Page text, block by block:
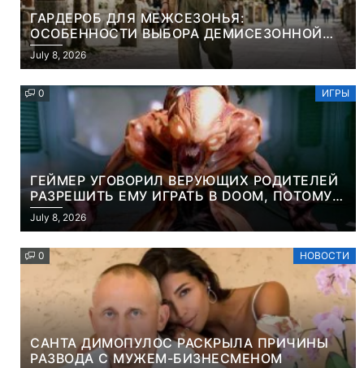
ГАРДЕРОБ ДЛЯ МЕЖСЕЗОНЬЯ:
ОСОБЕННОСТИ ВЫБОРА ДЕМИСЕЗОННОЙ
ПАРКИ И ЭЛЕГАНТНОГО ЖЕНСКОГО ПЛАЩА
July 8, 2026
0 ИГРЫ
ГЕЙМЕР УГОВОРИЛ ВЕРУЮЩИХ РОДИТЕЛЕЙ
РАЗРЕШИТЬ ЕМУ ИГРАТЬ В DOOM, ПОТОМУ
ЧТО ЭТО ХРИСТИАНСКАЯ ИГРА ПРО
УБИЙСТВО ДЕМОНОВ
July 8, 2026
0 НОВОСТИ
САНТА ДИМОПУЛОС РАСКРЫЛА ПРИЧИНЫ
РАЗВОДА С МУЖЕМ-БИЗНЕСМЕНОМ